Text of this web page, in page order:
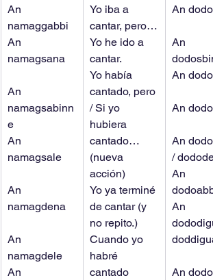
An
namaggabbi
An
namagsana
An
namagsabinn
e
An
namagsale
An
namagdena
An
namagdele
An
Yo iba a
cantar, pero…
Yo he ido a
cantar.
Yo había
cantado, pero
/ Si yo
hubiera
cantado…
(nueva
acción)
Yo ya terminé
de cantar (y
no repito.)
Cuando yo
habré
cantado
An
An
An
An
An
/
An
An
An